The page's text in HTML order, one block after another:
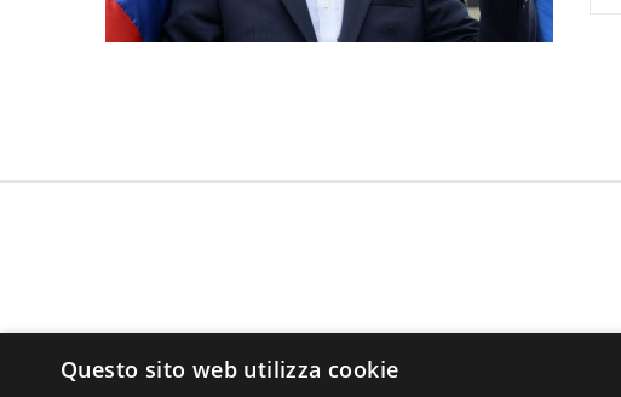
Questo sito web utilizza cookie